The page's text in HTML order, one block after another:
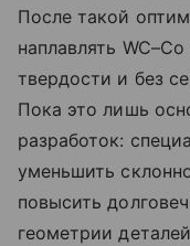
После такой
наплавлять
твердости и без
Пока это лишь
разработок:
уменьшить
повысить
геометрии